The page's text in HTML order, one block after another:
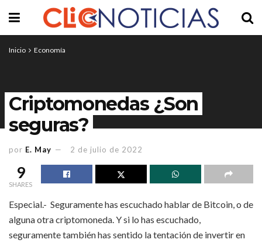
Inicio Economía
Criptomonedas ¿Son
seguras?
por E. May 2 de julio de 2022
9
SHARES
Especial.- Seguramente has escuchado hablar de Bitcoin, o de
alguna otra criptomoneda. Y si lo has escuchado,
seguramente también has sentido la tentación de invertir en